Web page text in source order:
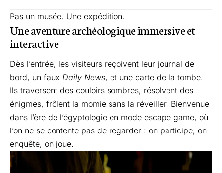
Pas un musée. Une expédition.
Une aventure archéologique immersive et
interactive
Dès l’entrée, les visiteurs reçoivent leur journal de
bord, un faux Daily News, et une carte de la tombe.
Ils traversent des couloirs sombres, résolvent des
énigmes, frôlent la momie sans la réveiller. Bienvenue
dans l’ère de l’égyptologie en mode escape game, où
l’on ne se contente pas de regarder : on participe, on
enquête, on joue.